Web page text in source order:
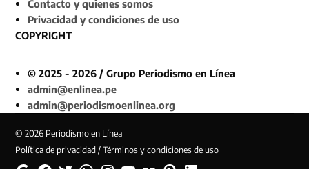
Contacto y quienes somos
Privacidad y condiciones de uso
COPYRIGHT
© 2025 - 2026 / Grupo Periodismo en Línea
admin@enlinea.pe
admin@periodismoenlinea.org
© 2026 Periodismo en Línea
Política de privacidad / Términos y condiciones de uso